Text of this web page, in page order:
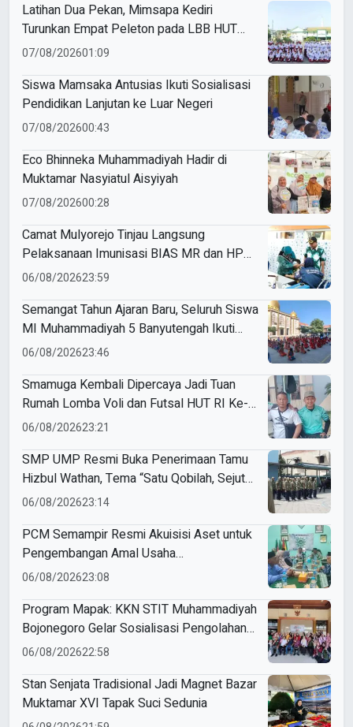
Latihan Dua Pekan, Mimsapa Kediri
Turunkan Empat Peleton pada LBB HUT
Ke-81 RI Kecamatan Pare
07/08/202601:09
Siswa Mamsaka Antusias Ikuti Sosialisasi
Pendidikan Lanjutan ke Luar Negeri
07/08/202600:43
Eco Bhinneka Muhammadiyah Hadir di
Muktamar Nasyiatul Aisyiyah
07/08/202600:28
Camat Mulyorejo Tinjau Langsung
Pelaksanaan Imunisasi BIAS MR dan HPV
di SD Muhammadiyah 18 Surabaya
06/08/202623:59
Semangat Tahun Ajaran Baru, Seluruh Siswa
MI Muhammadiyah 5 Banyutengah Ikuti
Latihan Tapak Suci Perdana
06/08/202623:46
Smamuga Kembali Dipercaya Jadi Tuan
Rumah Lomba Voli dan Futsal HUT RI Ke-
81 Kecamatan Tulangan
06/08/202623:21
SMP UMP Resmi Buka Penerimaan Tamu
Hizbul Wathan, Tema “Satu Qobilah, Sejuta
Cerita” Curi Perhatian
06/08/202623:14
PCM Semampir Resmi Akuisisi Aset untuk
Pengembangan Amal Usaha
Muhammadiyah
06/08/202623:08
Program Mapak: KKN STIT Muhammadiyah
Bojonegoro Gelar Sosialisasi Pengolahan
Sampah
06/08/202622:58
Stan Senjata Tradisional Jadi Magnet Bazar
Muktamar XVI Tapak Suci Sedunia